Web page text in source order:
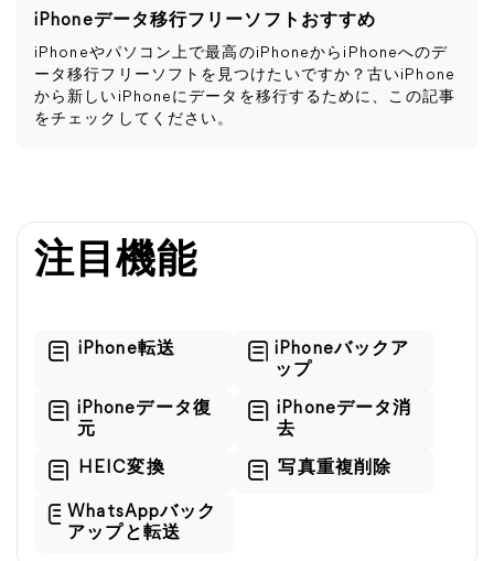
iPhoneデータ移行フリーソフトおすすめ
iPhoneやパソコン上で最高のiPhoneからiPhoneへのデ
ータ移行フリーソフトを見つけたいですか？古いiPhone
から新しいiPhoneにデータを移行するために、この記事
をチェックしてください。
注目機能
iPhone転送
iPhoneバックア
ップ
iPhoneデータ復
元
iPhoneデータ消
去
HEIC変換 写真重複削除
WhatsAppバック
アップと転送